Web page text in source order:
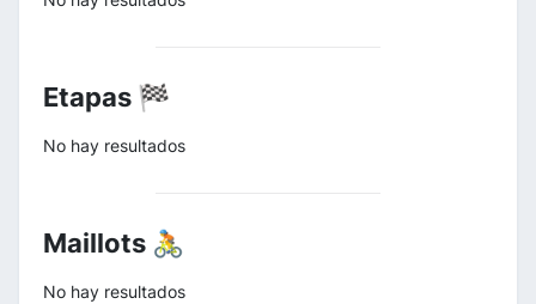
Etapas 🏁
No hay resultados
Maillots 🚴
No hay resultados